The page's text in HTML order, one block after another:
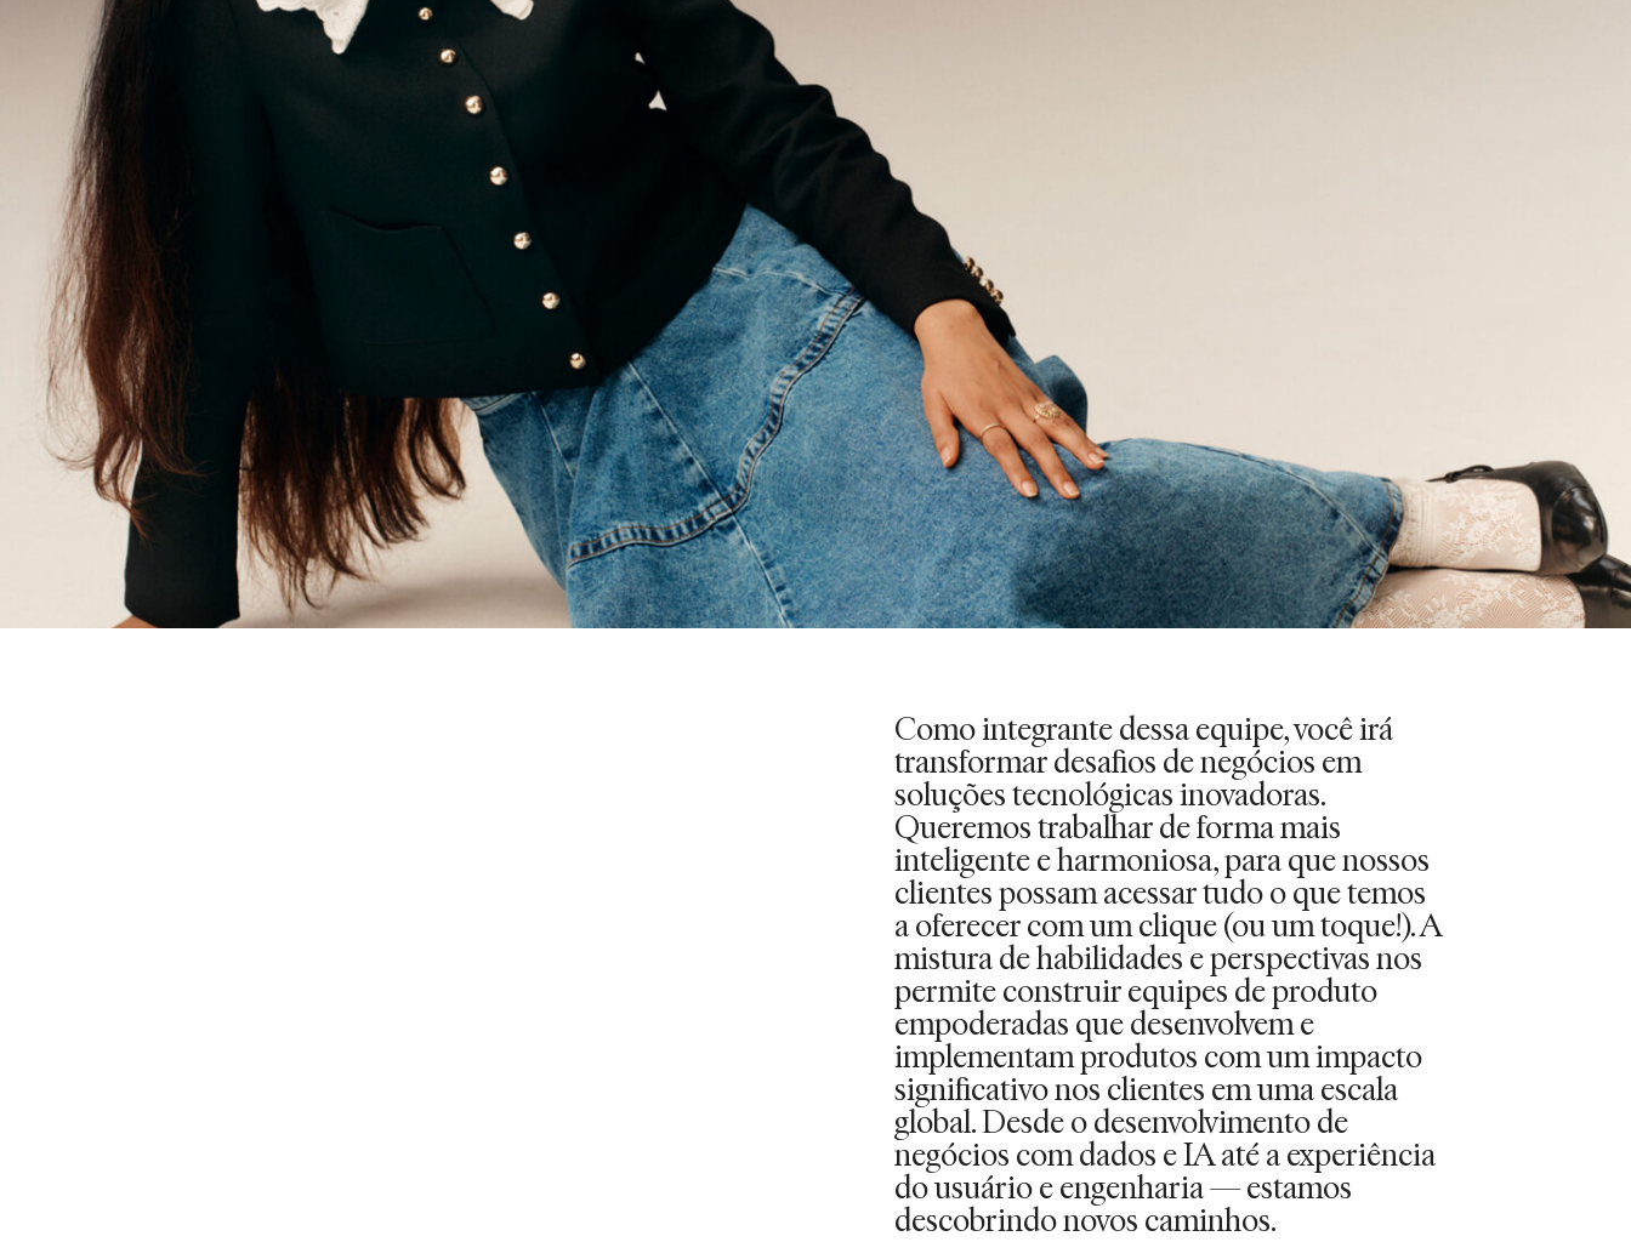
Como integrante dessa equipe, você irá
transformar desafios de negócios em
soluções tecnológicas inovadoras.
Queremos trabalhar de forma mais
inteligente e harmoniosa, para que nossos
clientes possam acessar tudo o que temos
a oferecer com um clique (ou um toque!). A
mistura de habilidades e perspectivas nos
permite construir equipes de produto
empoderadas que desenvolvem e
implementam produtos com um impacto
significativo nos clientes em uma escala
global. Desde o desenvolvimento de
negócios com dados e IA até a experiência
do usuário e engenharia — estamos
descobrindo novos caminhos.